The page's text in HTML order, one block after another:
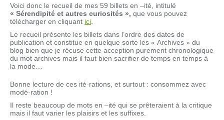
Voici donc le recueil de mes 59 billets en –ité, intitulé
« Sérendipité et autres curiosités », que vous pouvez
télécharger en cliquant ici
Le recueil présente les billets dans l’ordre des dates de
publication et constitue en quelque sorte les « Archives » du
blog bien que je récuse cette acception purement chronologique
du mot archives mais il faut bien sacrifier de temps en temps à
la mode…
Bonne lecture de ces ité-rations, et surtout : consommez avec
modé-ration !
Il reste beaucoup de mots en –ité qui se prêteraient à la critique
mais il faut varier les plaisirs et les suffixes.